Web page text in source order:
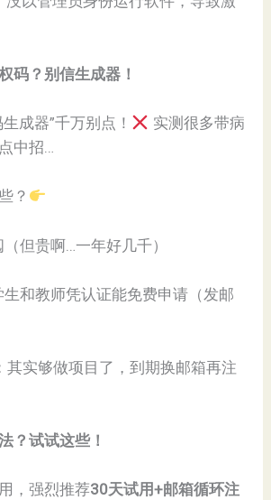
码？别信生成器！​
成器”千万别点！
实测很多带病
中招…
？
但贵啊…一年好几千）
和教师凭认证能免费申请（发邮
其实够做项目了，到期换邮箱再注
？试试这些！​
，强烈推荐​​30天试用+邮箱循环注